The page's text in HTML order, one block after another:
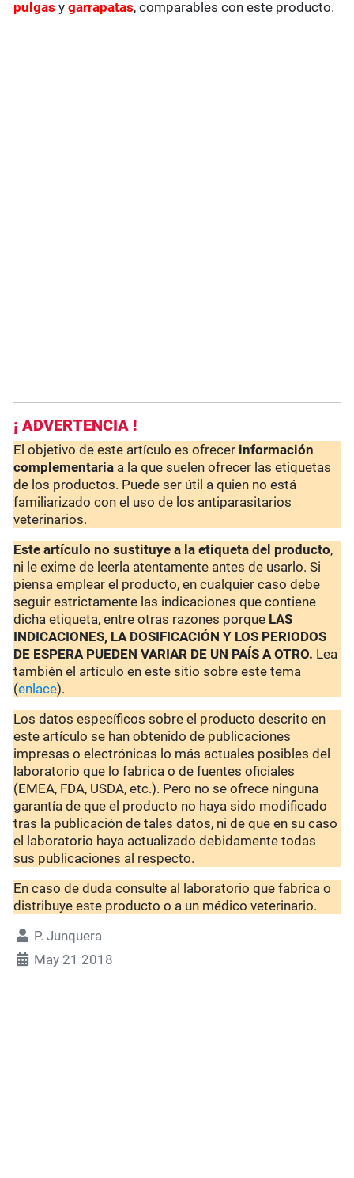
pulgas ygarrapatas, comparables con este producto.
¡ ADVERTENCIA !
El objetivo de este artículo es ofrecer información
complementaria a la que suelen ofrecer las etiquetas
de los productos. Puede ser útil a quien no está
familiarizado con el uso de los antiparasitarios
veterinarios.
Este artículo no sustituye a la etiqueta del producto,
ni le exime de leerla atentamente antes de usarlo. Si
piensa emplear el producto, en cualquier caso debe
seguir estrictamente las indicaciones que contiene
dicha etiqueta, entre otras razones porque LAS
INDICACIONES, LA DOSIFICACIÓN Y LOS PERIODOS
DE ESPERA PUEDEN VARIAR DE UN PAÍS A OTRO. Lea
también el artículo en este sitio sobre este tema
(enlace).
Los datos específicos sobre el producto descrito en
este artículo se han obtenido de publicaciones
impresas o electrónicas lo más actuales posibles del
laboratorio que lo fabrica o de fuentes oficiales
(EMEA, FDA, USDA, etc.). Pero no se ofrece ninguna
garantía de que el producto no haya sido modificado
tras la publicación de tales datos, ni de que en su caso
el laboratorio haya actualizado debidamente todas
sus publicaciones al respecto.
En caso de duda consulte al laboratorio que fabrica o
distribuye este producto o a un médico veterinario.
P. Junquera
May 21 2018